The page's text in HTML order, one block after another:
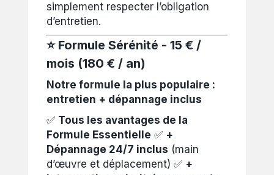
simplement respecter l’obligation
d’entretien.
⭐ Formule Sérénité - 15 € /
mois (180 € / an)
Notre formule la plus populaire :
entretien + dépannage inclus
✅ Tous les avantages de la
Formule Essentielle ✅ +
Dépannage 24/7 inclus (main
d’œuvre et déplacement) ✅ +